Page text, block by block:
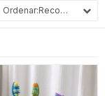
Recomendados